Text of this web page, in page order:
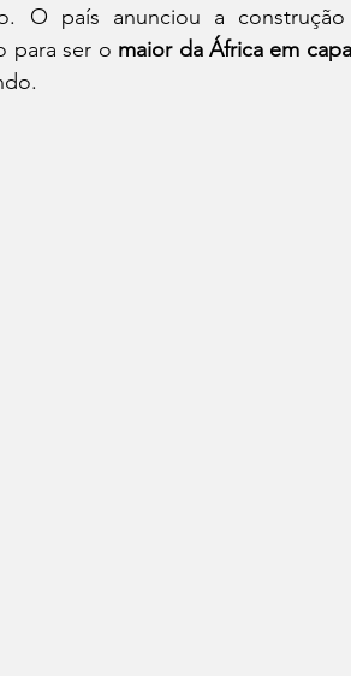
O país anunciou a
para ser o maior da África em